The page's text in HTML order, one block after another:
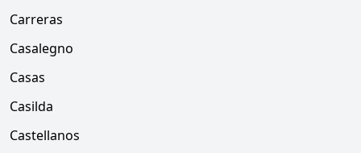
Carreras
Casalegno
Casas
Casilda
Castellanos